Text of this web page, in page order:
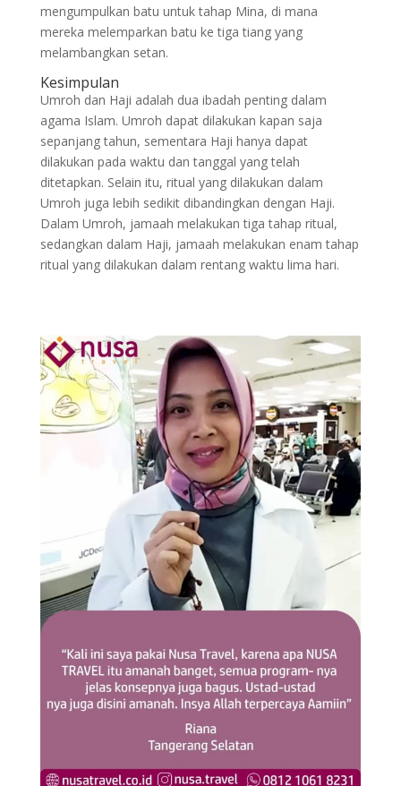
mengumpulkan batu untuk tahap Mina, di mana
mereka melemparkan batu ke tiga tiang yang
melambangkan setan.
Kesimpulan
Umroh dan Haji adalah dua ibadah penting dalam
agama Islam. Umroh dapat dilakukan kapan saja
sepanjang tahun, sementara Haji hanya dapat
dilakukan pada waktu dan tanggal yang telah
ditetapkan. Selain itu, ritual yang dilakukan dalam
Umroh juga lebih sedikit dibandingkan dengan Haji.
Dalam Umroh, jamaah melakukan tiga tahap ritual,
sedangkan dalam Haji, jamaah melakukan enam tahap
ritual yang dilakukan dalam rentang waktu lima hari.